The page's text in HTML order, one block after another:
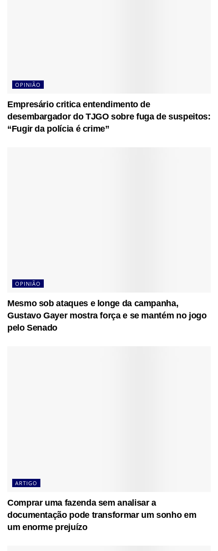
OPINIÃO
Empresário critica entendimento de
desembargador do TJGO sobre fuga de suspeitos:
“Fugir da polícia é crime”
OPINIÃO
Mesmo sob ataques e longe da campanha,
Gustavo Gayer mostra força e se mantém no jogo
pelo Senado
ARTIGO
Comprar uma fazenda sem analisar a
documentação pode transformar um sonho em
um enorme prejuízo